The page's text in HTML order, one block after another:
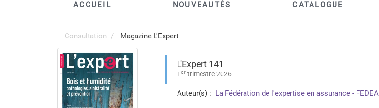
ACCUEIL NOUVEAUTÉS CATALOGUE
Consultation Magazine L'Expert
L'Expert 141
1 er trimestre 2026
Auteur(s) : La Fédération de l'expertise en assurance - FEDEA